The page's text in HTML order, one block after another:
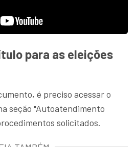
para as eleições
é preciso acessar o
seção "Autoatendimento
solicitados.